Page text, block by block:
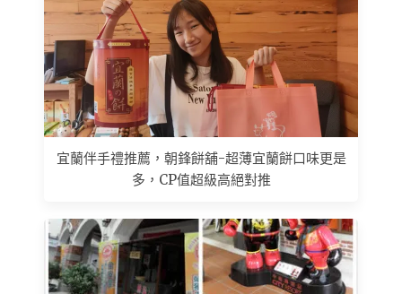
宜蘭伴手禮推薦，朝鋒餅舖-超薄宜蘭餅口味更是
多，CP值超級高絕對推